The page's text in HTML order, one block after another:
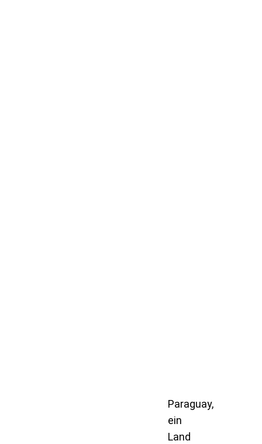
Paraguay,
ein
Land